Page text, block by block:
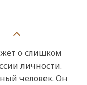
о слишком
личности.
человек. Он